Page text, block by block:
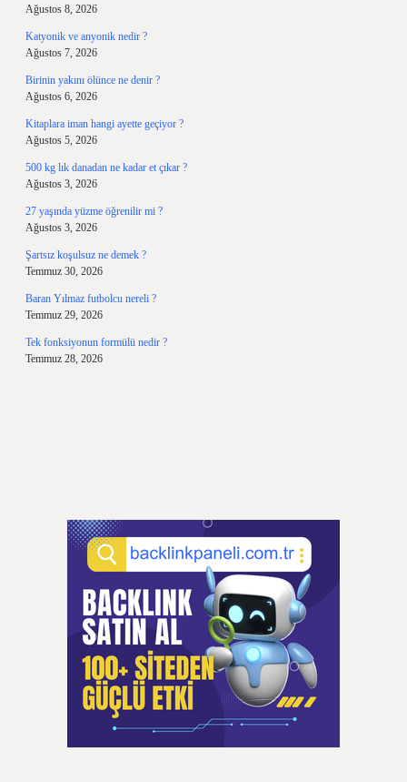
Ağustos 8, 2026
Katyonik ve anyonik nedir ?
Ağustos 7, 2026
Birinin yakını ölünce ne denir ?
Ağustos 6, 2026
Kitaplara iman hangi ayette geçiyor ?
Ağustos 5, 2026
500 kg lık danadan ne kadar et çıkar ?
Ağustos 3, 2026
27 yaşında yüzme öğrenilir mi ?
Ağustos 3, 2026
Şartsız koşulsuz ne demek ?
Temmuz 30, 2026
Baran Yılmaz futbolcu nereli ?
Temmuz 29, 2026
Tek fonksiyonun formülü nedir ?
Temmuz 28, 2026